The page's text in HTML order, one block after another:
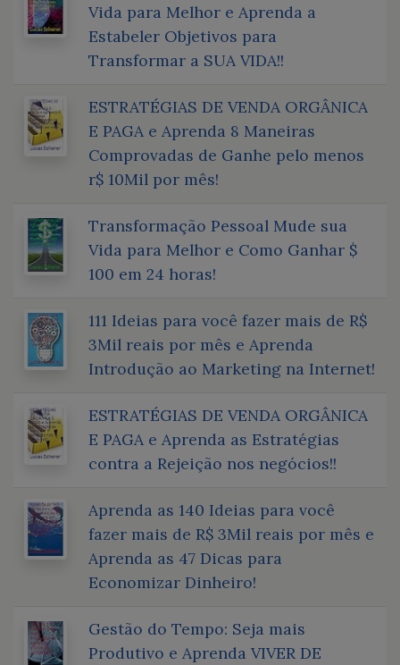
Vida para Melhor e Aprenda a
Estabeler Objetivos para
Transformar a SUA VIDA!!
ESTRATÉGIAS DE VENDA ORGÂNICA
E PAGA e Aprenda 8 Maneiras
Comprovadas de Ganhe pelo menos
r$ 10Mil por mês!
Transformação Pessoal Mude sua
Vida para Melhor e Como Ganhar $
100 em 24 horas!
111 Ideias para você fazer mais de R$
3Mil reais por mês e Aprenda
Introdução ao Marketing na Internet!
ESTRATÉGIAS DE VENDA ORGÂNICA
E PAGA e Aprenda as Estratégias
contra a Rejeição nos negócios!!
Aprenda as 140 Ideias para você
fazer mais de R$ 3Mil reais por mês e
Aprenda as 47 Dicas para
Economizar Dinheiro!
Gestão do Tempo: Seja mais
Produtivo e Aprenda VIVER DE